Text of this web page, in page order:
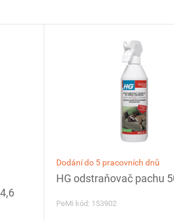
Dodání do 5 pracovních dnů
HG odstraňovač pachu
PeMi kód: 153902